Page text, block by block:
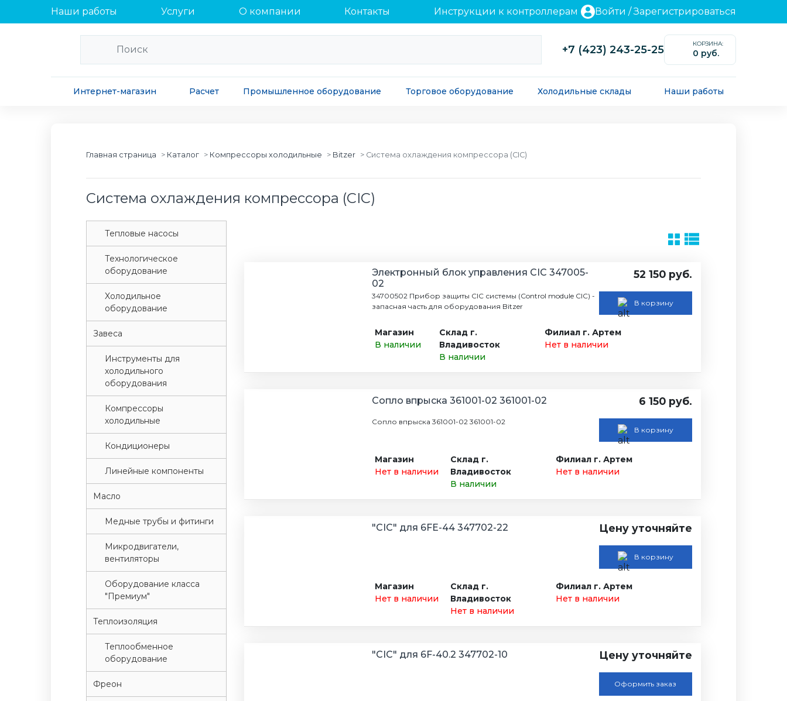
Наши работы Услуги О компании Контакты Инструкции к контроллерам Войти /Зарегистрироваться
+7 (423) 243-25-25 КОРЗИНА:
0 руб.
Интернет-магазин Расчет Промышленное оборудование Торговое оборудование Холодильные склады Наши работы
Главная страница Каталог Компрессоры холодильные Bitzer Система охлаждения компрессора (CIC)
Система охлаждения компрессора (CIC)
Tепловые насосы
Tехнологическое
оборудование
Xолодильное
оборудование
Завеса
Инструменты для
холодильного
оборудования
Компрессоры
холодильные
Кондиционеры
Линейные компоненты
Масло
Медные трубы и фитинги
Микродвигатели,
вентиляторы
Оборудование класса
"Премиум"
Теплоизоляция
Теплообменное
оборудование
Фреон
Электронный блок управления CIC 347005-
02
34700502 Прибор защиты CIC системы (Control module CIC) -
запасная часть для оборудования Bitzer
52 150 руб.
В корзину
Магазин
В наличии
Склад г.
Владивосток
В наличии
Филиал г. Артем
Нет в наличии
Сопло впрыска 361001-02 361001-02
Сопло впрыска 361001-02 361001-02
6 150 руб.
В корзину
Магазин
Нет в наличии
Склад г.
Владивосток
В наличии
Филиал г. Артем
Нет в наличии
"CIC" для 6FE-44 347702-22 Цену уточняйте
В корзину
Магазин
Нет в наличии
Склад г.
Владивосток
Нет в наличии
Филиал г. Артем
Нет в наличии
"CIC" для 6F-40.2 347702-10 Цену уточняйте
Оформить заказ